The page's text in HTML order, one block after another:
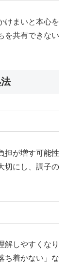
けまいと本心を
を共有できない
担が増す可能性
切にし、調子の
解しやすくなり
ち着かない」な